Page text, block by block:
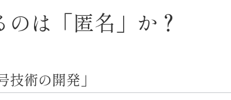
は「匿名」か？
術の開発」